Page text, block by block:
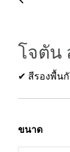
โจตัน
✔ สีรองพื้น
ขนาด